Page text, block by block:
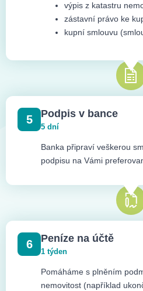
výpis z katastru
zástavní právo ke
kupní smlouvu
5 Podpis v bance
5 dní
Banka připraví veškerou
podpisu na Vámi
6 Peníze na účtě
1 týden
Pomáháme s plněním
nemovitost (například